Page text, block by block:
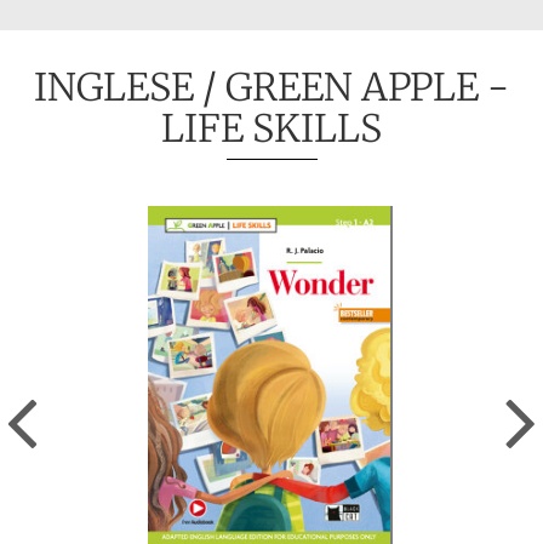
INGLESE / GREEN APPLE -
LIFE SKILLS
Previous